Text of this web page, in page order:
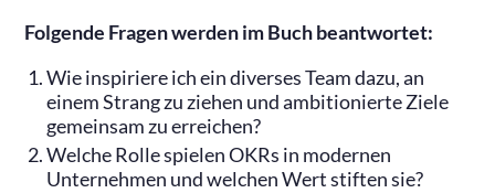
Folgende Fragen werden im Buch beantwortet:
Wie inspiriere ich ein diverses Team dazu, an
einem Strang zu ziehen und ambitionierte Ziele
gemeinsam zu erreichen?
Welche Rolle spielen OKRs in modernen
Unternehmen und welchen Wert stiften sie?